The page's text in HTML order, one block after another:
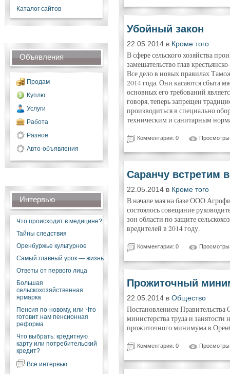
Каталог сайтов
Объявления
Продам
Куплю
Услуги
Работа
Разное
Авто-объявления
Интервью
Что происходит в медицине?
Тайны следствия
Оренбуржье культурное
Самый главный урок — жизнь
Ответы от первого лица
Большая
сельскохозяйственная
ярмарка
Пенсия по-новому, или Что
готовит нам пенсионная
реформа
Что выбрать: кредитную
карту или потребительский
кредит?
Все интервью
Убойный закон
22.05.2014 в Кроме того
В сфере сельского хозяйства
замешательство глав
Все дело в новых правилах
2014 года. Они касаются сбыта
основных его требований
говоря, теперь запрещен
производиться в специально
техническим и санитарным
Комментарии: 0
Саранчу встретим
22.05.2014 в Кроме того
В начале мая на базе ООО
состоялось совещание
зон области по защите
вредителей в 2014 году.
Комментарии: 0
Прожиточный
22.05.2014 в Общество
Постановлением Правительства
министерства труда и занятости
прожиточного минимума в
Комментарии: 0